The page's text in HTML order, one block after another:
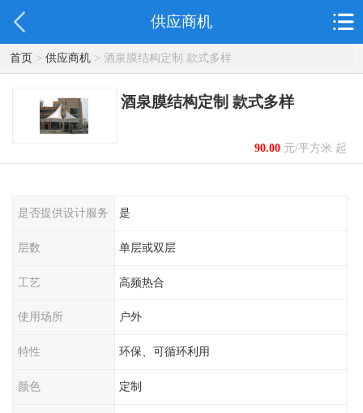
供应商机
首页> 供应商机> 酒泉膜结构定制 款式多样
酒泉膜结构定制 款式多样
90.00元/平方米 起
是否提供设计服务 是
层数 单层或双层
工艺 高频热合
使用场所 户外
特性 环保、可循环利用
颜色 定制